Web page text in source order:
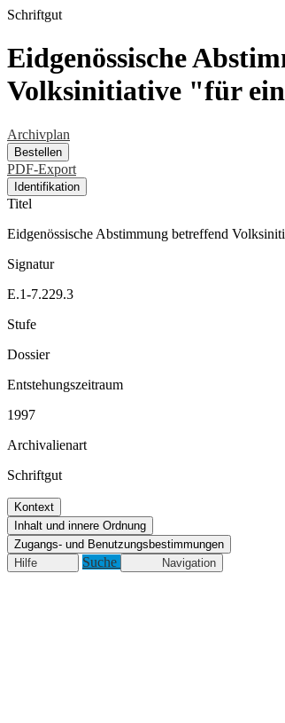
Schriftgut
Eidgenössische
Volksinitiative "für
Archivplan
Bestellen
PDF-Export
Identifikation
Titel
Eidgenössische Abstimmung betreffend
Signatur
E.1-7.229.3
Stufe
Dossier
Entstehungszeitraum
1997
Archivalienart
Schriftgut
Kontext
Inhalt und innere Ordnung
Zugangs- und Benutzungsbestimmungen
Hilfe
Suche Navigation